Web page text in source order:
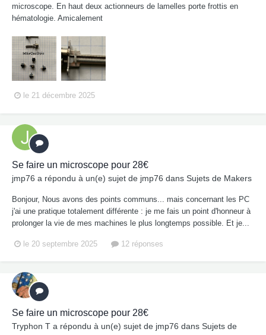
microscope. En haut deux actionneurs de lamelles porte frottis en
hématologie. Amicalement
le 21 décembre 2025
Se faire un microscope pour 28€
jmp76 a répondu à un(e) sujet de jmp76 dans Sujets de Makers
Bonjour, Nous avons des points communs... mais concernant les PC
j'ai une pratique totalement différente : je me fais un point d'honneur à
prolonger la vie de mes machines le plus longtemps possible. Et je...
le 20 septembre 2025 12 réponses
Se faire un microscope pour 28€
Tryphon T a répondu à un(e) sujet de jmp76 dans Sujets de